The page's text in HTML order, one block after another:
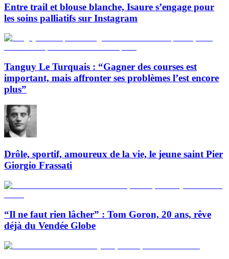
Entre trail et blouse blanche, Isaure s’engage pour
les soins palliatifs sur Instagram
Tanguy Le Turquais : “Gagner des courses est
important, mais affronter ses problèmes l’est encore
plus”
Drôle, sportif, amoureux de la vie, le jeune saint Pier
Giorgio Frassati
“Il ne faut rien lâcher” : Tom Goron, 20 ans, rêve
déjà du Vendée Globe